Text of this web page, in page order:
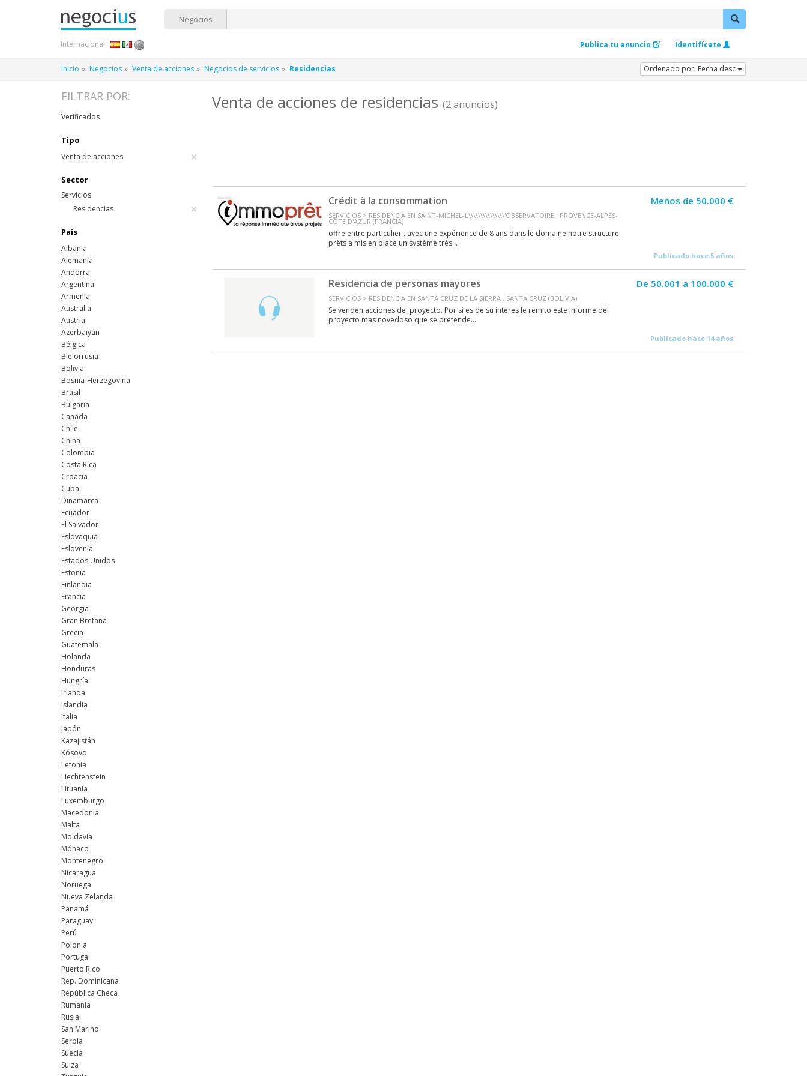
Negocios
Publica tu anuncio Identifícate
Internacional:
Inicio Negocios Venta de acciones Negocios de servicios Residencias Ordenado por: Fecha desc
Venta de acciones de residencias (2 anuncios)
Crédit à la consommation
SERVICIOS > RESIDENCIA EN SAINT-MICHEL-L\\\\\\\\\\\\\\\'OBSERVATOIRE , PROVENCE-ALPES-
CÔTE D'AZUR (FRANCIA)
offre entre particulier . avec une expérience de 8 ans dans le domaine notre structure
prêts a mis en place un système très...
Menos de 50.000 €
Publicado hace 5 años
Residencia de personas mayores
SERVICIOS > RESIDENCIA EN SANTA CRUZ DE LA SIERRA , SANTA CRUZ (BOLIVIA)
Se venden acciones del proyecto. Por si es de su interés le remito este informe del
proyecto mas novedoso que se pretende...
De 50.001 a 100.000 €
Publicado hace 14 años
FILTRAR POR:
Verificados
Tipo
Venta de acciones ×
Sector
Servicios
Residencias
×
País
Albania
Alemania
Andorra
Argentina
Armenia
Australia
Austria
Azerbaiyán
Bélgica
Bielorrusia
Bolivia
Bosnia-Herzegovina
Brasil
Bulgaria
Canada
Chile
China
Colombia
Costa Rica
Croacia
Cuba
Dinamarca
Ecuador
El Salvador
Eslovaquia
Eslovenia
Estados Unidos
Estonia
Finlandia
Francia
Georgia
Gran Bretaña
Grecia
Guatemala
Holanda
Honduras
Hungría
Irlanda
Islandia
Italia
Japón
Kazajistán
Kósovo
Letonia
Liechtenstein
Lituania
Luxemburgo
Macedonia
Malta
Moldavia
Mónaco
Montenegro
Nicaragua
Noruega
Nueva Zelanda
Panamá
Paraguay
Perú
Polonia
Portugal
Puerto Rico
Rep. Dominicana
República Checa
Rumania
Rusia
San Marino
Serbia
Suecia
Suiza